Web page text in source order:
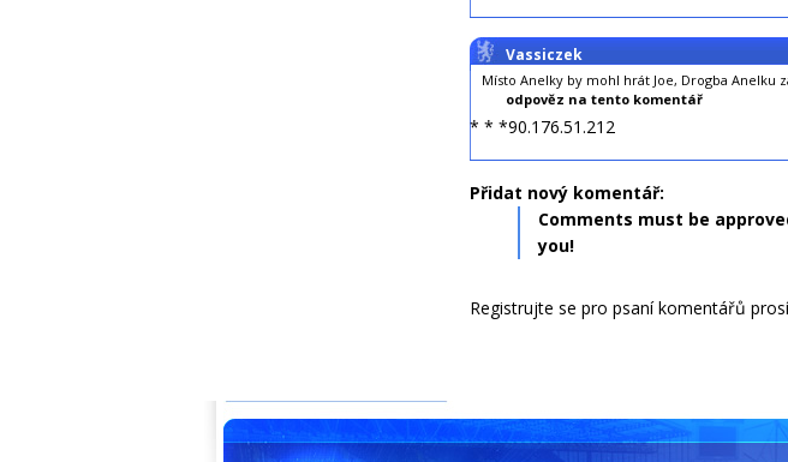
Vassiczek
Místo Anelky by mohl hrát Joe, Drogba Anelku
odpověz na tento komentář
* * *90.176.51.212
Přidat nový komentář:
Comments must be
you!
Registrujte se pro psaní komentářů